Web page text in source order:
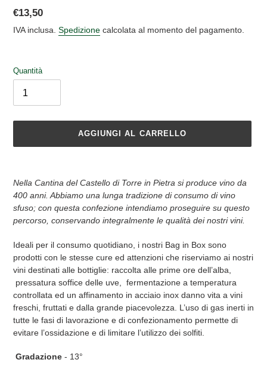
Prezzo
di
€13,50
IVA inclusa. Spedizione calcolata al momento del pagamento.
Quantità
AGGIUNGI AL CARRELLO
carrello
Nella Cantina del Castello di Torre in Pietra si produce vino da
400 anni. Abbiamo una lunga tradizione di consumo di vino
sfuso; con questa confezione intendiamo proseguire su questo
percorso, conservando integralmente le qualità dei nostri vini.
Ideali per il consumo quotidiano, i nostri Bag in Box sono
prodotti con le stesse cure ed attenzioni che riserviamo ai nostri
vini destinati alle bottiglie: raccolta alle prime ore dell’alba,
pressatura soffice delle uve, fermentazione a temperatura
controllata ed un affinamento in acciaio inox danno vita a vini
freschi, fruttati e dalla grande piacevolezza. L’uso di gas inerti in
tutte le fasi di lavorazione e di confezionamento permette di
evitare l’ossidazione e di limitare l’utilizzo dei solfiti.
Gradazione - 13°